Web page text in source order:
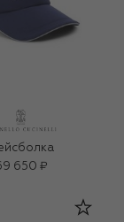
650 ₽